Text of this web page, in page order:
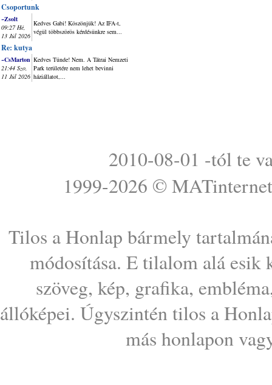
Csoportunk
~Zsolt
09:27 Hé,
13 Júl 2026
Kedves Gabi! Köszönjük! Az IFA-t,
végül többszörös kérdésünkre sem...
Re: kutya
~CsMarton
21:44 Szo,
11 Júl 2026
Kedves Tünde! Nem. A Tátrai Nemzeti
Park területére nem lehet bevinni
háziállatot,...
2010-08-01 -tól te
1999-2026 © MATinternet
Tilos a Honlap bármely
módosítása. E tilalom alá esik
szöveg, kép, grafika,
állóképei. Úgyszintén tilos a
más honlapon